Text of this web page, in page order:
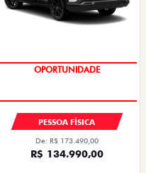
OPORTUNIDADE
PESSOA FÍSICA
De: R$ 173.490,00
R$ 134.990,00